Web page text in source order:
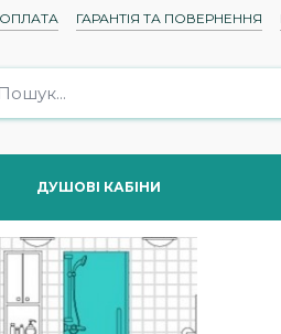
ГАРАНТІЯ ТА ПОВЕРНЕННЯ
ДУШОВІ КАБІНИ